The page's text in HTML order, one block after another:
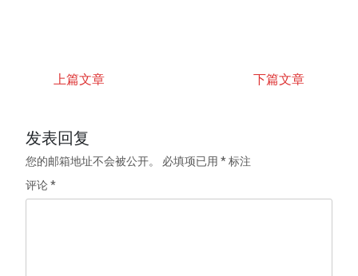
上篇文章 下篇文章
发表回复
您的邮箱地址不会被公开。 必填项已用*标注
评论*